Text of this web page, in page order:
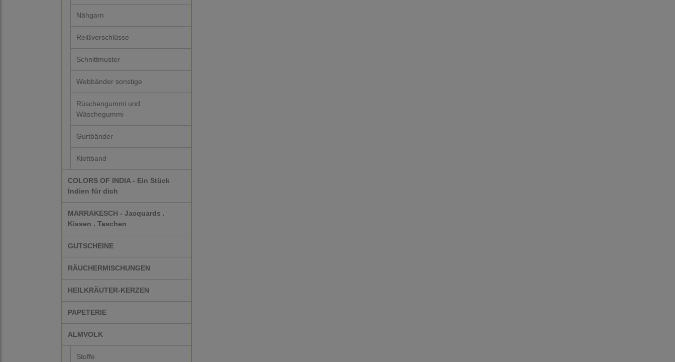
Nähgarn
Reißverschlüsse
Schnittmuster
Webbänder sonstige
Rüschengummi und
Wäschegummi
Gurtbänder
Klettband
COLORS OF INDIA - Ein Stück
Indien für dich
MARRAKESCH - Jacquards .
Kissen . Taschen
GUTSCHEINE
RÄUCHERMISCHUNGEN
HEILKRÄUTER-KERZEN
PAPETERIE
ALMVOLK
Stoffe